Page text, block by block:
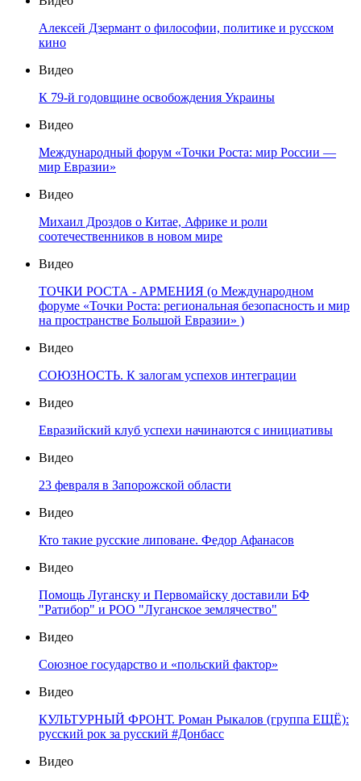
Алексей Дзермант о философии, политике и русском
кино
Видео
К 79-й годовщине освобождения Украины
Видео
Международный форум «Точки Роста: мир России —
мир Евразии»
Видео
Михаил Дроздов о Китае, Африке и роли
соотечественников в новом мире
Видео
ТОЧКИ РОСТА - АРМЕНИЯ (о Международном
форуме «Точки Роста: региональная безопасность и мир
на пространстве Большой Евразии» )
Видео
СОЮЗНОСТЬ. К залогам успехов интеграции
Видео
Евразийский клуб успехи начинаются с инициативы
Видео
23 февраля в Запорожской области
Видео
Кто такие русские липоване. Федор Афанасов
Видео
Помощь Луганску и Первомайску доставили БФ
"Ратибор" и РОО "Луганское землячество"
Видео
Союзное государство и «польский фактор»
Видео
КУЛЬТУРНЫЙ ФРОНТ. Роман Рыкалов (группа ЕЩЁ):
русский рок за русский #Донбасс
Видео